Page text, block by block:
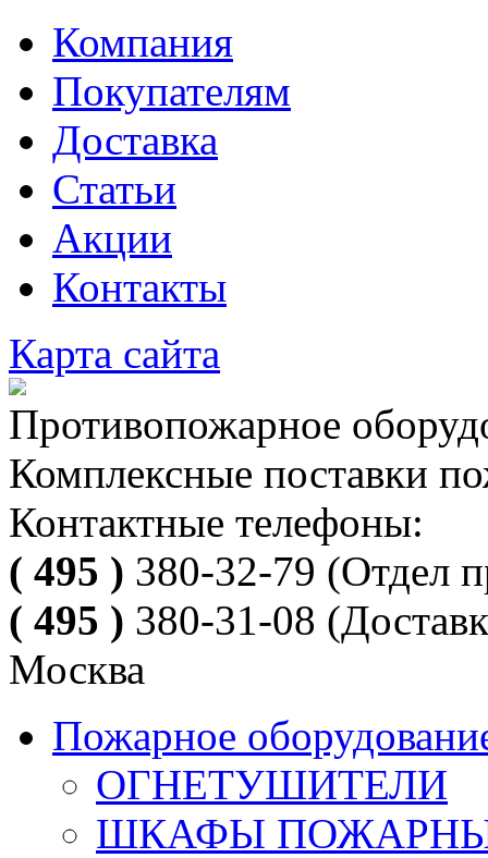
Компания
Покупателям
Доставка
Статьи
Акции
Контакты
Карта сайта
Противопожарное
Комплексные поставки
Контактные телефоны:
( 495 ) 380-32-79 (Отдел
( 495 ) 380-31-08
Москва
Пожарное
ОГНЕТУШИТЕЛИ
ШКАФЫ